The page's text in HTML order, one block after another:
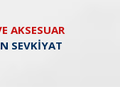
AKSESUAR
SEVKİYAT